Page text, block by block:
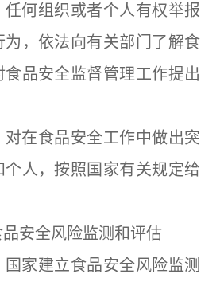
组织或者个人有权举报
为，依法向有关部门了解食
品安全监督管理工作提出
食品安全工作中做出突
个人，按照国家有关规定给
全风险监测和评估
建立食品安全风险监测